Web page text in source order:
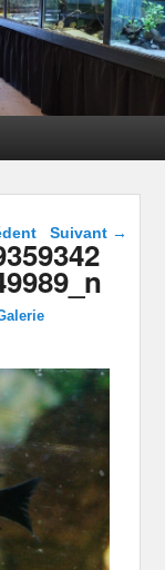
dans les
images
Suivant →